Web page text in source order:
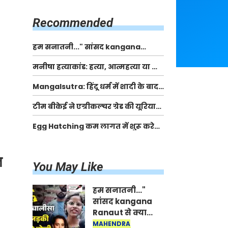
Recommended
हम सनातनी..." सांसद kangana
Ranaut से क्या बोली लड़की? Viral
Jantar-Mantar | CJP protest
मनीषा हत्याकांड: हत्या, आत्महत्या या कोई बड़ा राज?
| Full Story | Josh Haryana
Mangalsutra: हिंदू धर्म में शादी के बाद
मंगलसूत्र क्यों पहनती है महिलाएं, किसने
शुरु की ये परंपरा
टीम बीकेई ने एग्रीकल्चर ग्रेड की यूरिया
खाद गट्टों में बदलकर टेक्निकल ग्रेड में
बेचने वालों पर करवाई कार्रवाई:
Egg Hatching कम लागत में शुरू करे
You May Like
हम सनातनी..."
सांसद kangana
Ranaut से क्या
बोली लड़की? Viral
MAHENDRA